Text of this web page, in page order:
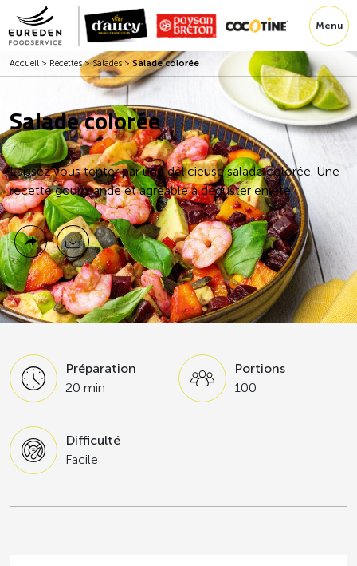
Menu
Accueil > Recettes>Salades>Salade colorée
Salade colorée
Laissez vous tenter par une délicieuse salade colorée. Une
recette gourmande et agréable à déguster en été.
Préparation
20 min
Portions
100
Difficulté
Facile